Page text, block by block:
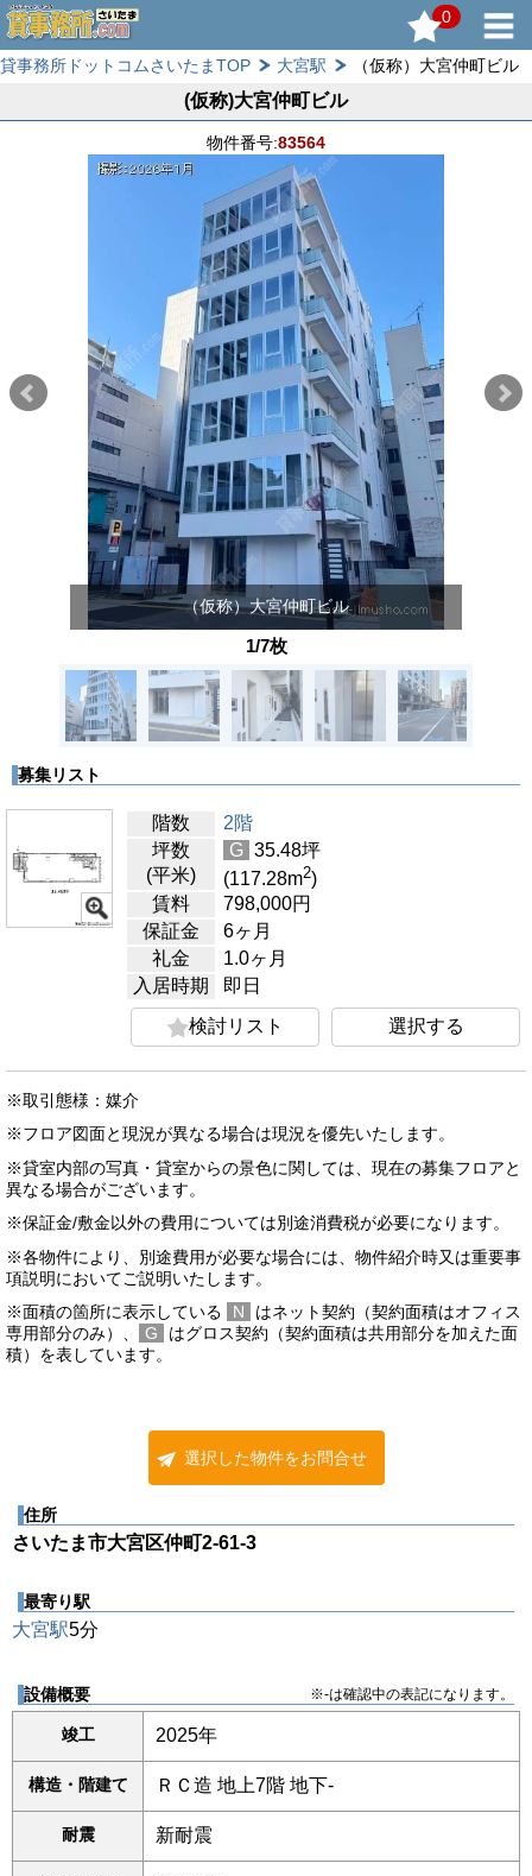
0
貸事務所ドットコムさいたまTOP 大宮駅 （仮称）大宮仲町ビル
(仮称)大宮仲町ビル
物件番号:83564
（仮称）大宮仲町ビル
1/7枚
募集リスト
階数
2階
坪数
(平米)
G 35.48坪
(117.28m2)
賃料
798,000円
保証金
6ヶ月
礼金
1.0ヶ月
入居時期
即日
検討リスト
選択する
※取引態様：媒介
※フロア図面と現況が異なる場合は現況を優先いたします。
※貸室内部の写真・貸室からの景色に関しては、現在の募集フロアと
異なる場合がございます。
※保証金/敷金以外の費用については別途消費税が必要になります。
※各物件により、別途費用が必要な場合には、物件紹介時又は重要事
項説明においてご説明いたします。
※面積の箇所に表示している
N
はネット契約（契約面積はオフィス
専用部分のみ）、
G
はグロス契約（契約面積は共用部分を加えた面
積）を表しています。
選択した物件をお問合せ
住所
さいたま市大宮区仲町2-61-3
最寄り駅
大宮駅5分
設備概要 ※-は確認中の表記になります。
竣工 2025年
構造・階建て ＲＣ造 地上7階 地下-
耐震 新耐震